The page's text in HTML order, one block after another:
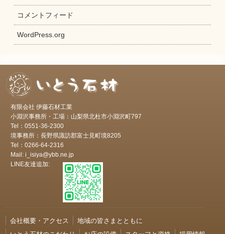
コメントフィード
WordPress.org
有限会社 伊藤石材工業
小淵沢事務所・工場：山梨県北杜市小淵沢町797
Tel：0551-36-2300
境事務所：長野県諏訪郡富士見町境8205
Tel：0266-64-2316
Mail: i_isiya@ybb.ne.jp
LINE友達追加:
会社概要・アクセス
地域の皆さまとともに